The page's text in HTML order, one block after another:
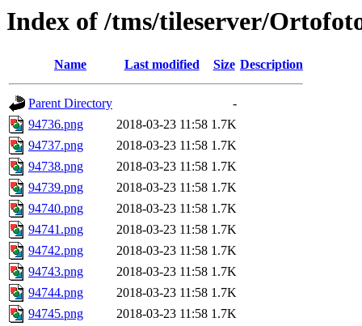
Index of /tms/tileserver/
Name Last modified Size Description
Parent Directory
-
94736.png
2018-03-23 11:58 1.7K
94737.png
2018-03-23 11:58 1.7K
94738.png
2018-03-23 11:58 1.7K
94739.png
2018-03-23 11:58 1.7K
94740.png
2018-03-23 11:58 1.7K
94741.png
2018-03-23 11:58 1.7K
94742.png
2018-03-23 11:58 1.7K
94743.png
2018-03-23 11:58 1.7K
94744.png
2018-03-23 11:58 1.7K
94745.png
2018-03-23 11:58 1.7K